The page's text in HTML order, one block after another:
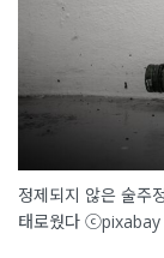
정제되지 않은 술주
태로웠다 ⓒpixabay